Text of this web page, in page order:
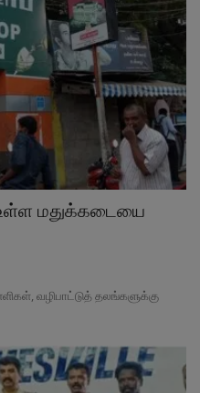
உள்ள மதுக்கடையை
வழிபாட்டுத் தலங்களுக்கு